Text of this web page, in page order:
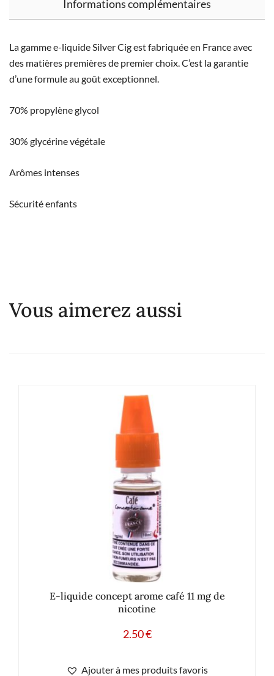
Informations complémentaires
La gamme e-liquide Silver Cig est fabriquée en France avec
des matières premières de premier choix. C’est la garantie
d’une formule au goût exceptionnel.
70% propylène glycol
30% glycérine végétale
Arômes intenses
Sécurité enfants
Vous aimerez aussi
E-liquide concept arome café 11 mg de
nicotine
2.50€
Ajouter à mes produits favoris